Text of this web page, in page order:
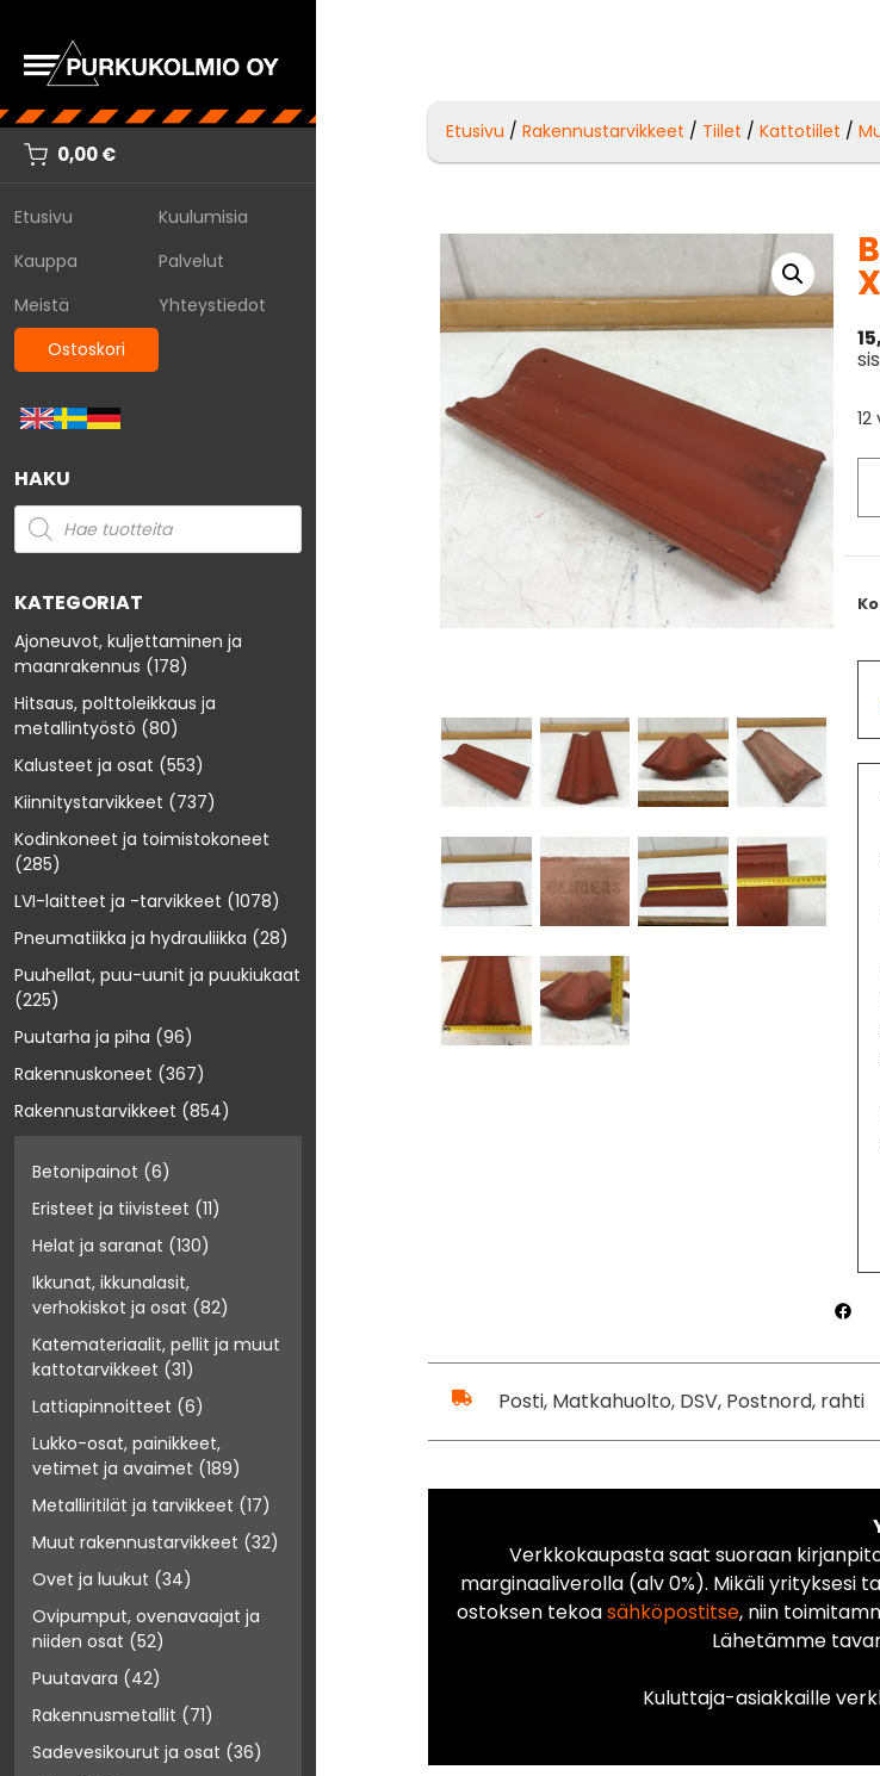
0,00€
Etusivu
Kuulumisia
Kauppa
Palvelut
Meistä
Yhteystiedot
Ostoskori
HAKU
KATEGORIAT
Ajoneuvot, kuljettaminen ja
maanrakennus (178)
Hitsaus, polttoleikkaus ja
metallintyöstö (80)
Kalusteet ja osat (553)
Kiinnitystarvikkeet (737)
Kodinkoneet ja toimistokoneet
(285)
LVI-laitteet ja -tarvikkeet (1078)
Pneumatiikka ja hydrauliikka (28)
Puuhellat, puu-uunit ja puukiukaat
(225)
Puutarha ja piha (96)
Rakennuskoneet (367)
Rakennustarvikkeet (854)
Betonipainot (6)
Eristeet ja tiivisteet (11)
Helat ja saranat (130)
Ikkunat, ikkunalasit,
verhokiskot ja osat (82)
Katemateriaalit, pellit ja muut
kattotarvikkeet (31)
Lattiapinnoitteet (6)
Lukko-osat, painikkeet,
vetimet ja avaimet (189)
Metalliritilät ja tarvikkeet (17)
Muut rakennustarvikkeet (32)
Ovet ja luukut (34)
Ovipumput, ovenavaajat ja
niiden osat (52)
Puutavara (42)
Rakennusmetallit (71)
Sadevesikourut ja osat (36)
Etusivu /Rakennustarvikkeet / Tiilet /Kattotiilet /
Posti, Matkahuolto, DSV, Postnord, rahti
Verkkokaupasta saat suoraan
marginaaliverolla (alv 0%). Mikäli yrityksesi
ostoksen tekoasähköpostitse, niin
Lähetämme
Kuluttaja-asiakkaille